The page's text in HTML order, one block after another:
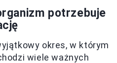
potrzebuje
okres, w którym
wiele ważnych